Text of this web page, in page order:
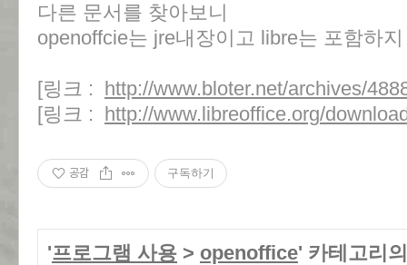
다른 문서를 찾아보니
openoffcie는 jre내장이고 libre는 포함하
[링크 : http://www.bloter.net/archives/
[링크 : http://www.libreoffice.org/
공감 구독하기
'프로그램 사용 > openoffice' 카테고리